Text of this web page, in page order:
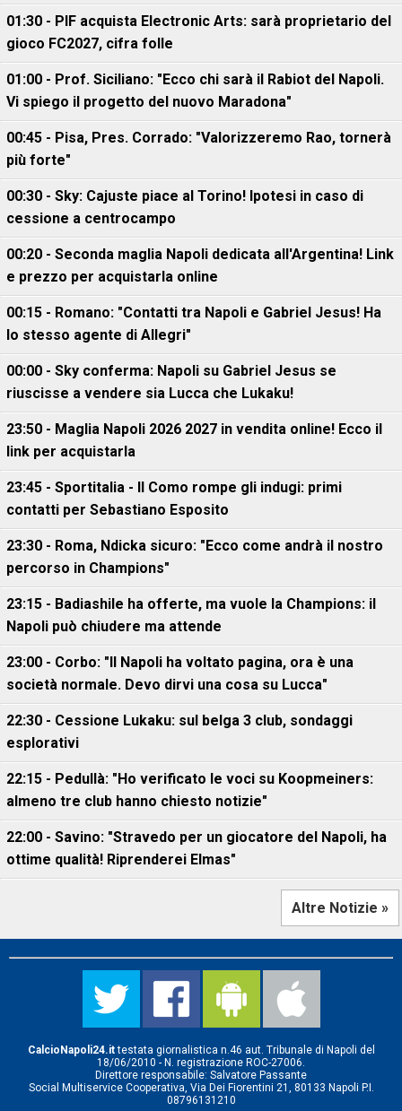
01:30 - PIF acquista Electronic Arts: sarà proprietario del
gioco FC2027, cifra folle
01:00 - Prof. Siciliano: "Ecco chi sarà il Rabiot del Napoli.
Vi spiego il progetto del nuovo Maradona"
00:45 - Pisa, Pres. Corrado: "Valorizzeremo Rao, tornerà
più forte"
00:30 - Sky: Cajuste piace al Torino! Ipotesi in caso di
cessione a centrocampo
00:20 - Seconda maglia Napoli dedicata all'Argentina! Link
e prezzo per acquistarla online
00:15 - Romano: "Contatti tra Napoli e Gabriel Jesus! Ha
lo stesso agente di Allegri"
00:00 - Sky conferma: Napoli su Gabriel Jesus se
riuscisse a vendere sia Lucca che Lukaku!
23:50 - Maglia Napoli 2026 2027 in vendita online! Ecco il
link per acquistarla
23:45 - Sportitalia - Il Como rompe gli indugi: primi
contatti per Sebastiano Esposito
23:30 - Roma, Ndicka sicuro: "Ecco come andrà il nostro
percorso in Champions"
23:15 - Badiashile ha offerte, ma vuole la Champions: il
Napoli può chiudere ma attende
23:00 - Corbo: "Il Napoli ha voltato pagina, ora è una
società normale. Devo dirvi una cosa su Lucca"
22:30 - Cessione Lukaku: sul belga 3 club, sondaggi
esplorativi
22:15 - Pedullà: "Ho verificato le voci su Koopmeiners:
almeno tre club hanno chiesto notizie"
22:00 - Savino: "Stravedo per un giocatore del Napoli, ha
ottime qualità! Riprenderei Elmas"
Altre Notizie »
CalcioNapoli24.ittestata giornalistica n.46 aut. Tribunale di Napoli del
18/06/2010 - N. registrazione ROC-27006.
Direttore responsabile: Salvatore Passante
Social Multiservice Cooperativa, Via Dei Fiorentini 21, 80133 Napoli P.I.
08796131210